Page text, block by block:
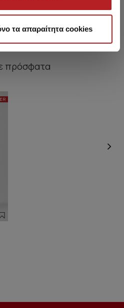
τα απαραίτητα cookies
πρόσφατα